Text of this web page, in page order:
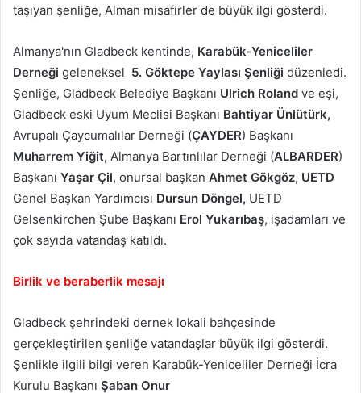
taşıyan şenliğe, Alman misafirler de büyük ilgi gösterdi.
Almanya'nın Gladbeck kentinde, Karabük-Yeniceliler
Derneği geleneksel 5. Göktepe Yaylası Şenliği düzenledi.
Şenliğe, Gladbeck Belediye Başkanı Ulrich Roland ve eşi,
Gladbeck eski Uyum Meclisi Başkanı Bahtiyar Ünlütürk,
Avrupalı Çaycumalılar Derneği (ÇAYDER) Başkanı
Muharrem Yiğit, Almanya Bartınlılar Derneği (ALBARDER)
Başkanı Yaşar Çil, onursal başkan Ahmet Gökgöz, UETD
Genel Başkan Yardımcısı Dursun Döngel, UETD
Gelsenkirchen Şube Başkanı Erol Yukarıbaş, işadamları ve
çok sayıda vatandaş katıldı.
Birlik ve beraberlik mesajı
Gladbeck şehrindeki dernek lokali bahçesinde
gerçekleştirilen şenliğe vatandaşlar büyük ilgi gösterdi.
Şenlikle ilgili bilgi veren Karabük-Yeniceliler Derneği İcra
Kurulu Başkanı Şaban Onur